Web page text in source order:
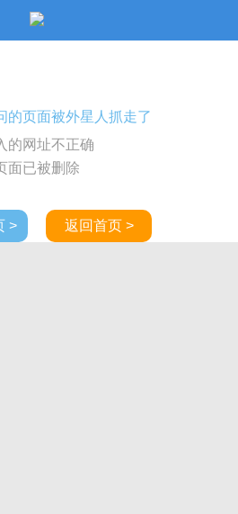
的页面被外星人抓走了
的网址不正确
面已被删除
> 返回首页 >